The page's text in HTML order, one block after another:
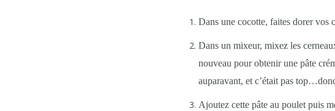
Dans une cocotte, faites dorer vos
Dans un mixeur, mixez les
nouveau pour obtenir une pâte
auparavant, et c’était pas
Ajoutez cette pâte au poulet puis